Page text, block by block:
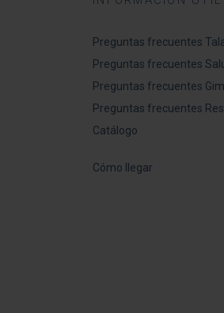
Preguntas frecuentes
Preguntas frecuentes
Preguntas frecuentes
Preguntas frecuentes
Catálogo
Cómo llegar